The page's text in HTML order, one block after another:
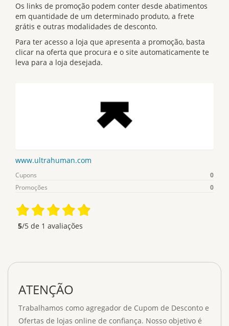
Os links de promoção podem conter desde abatimentos
em quantidade de um determinado produto, a frete
grátis e outras modalidades de desconto.
Para ter acesso a loja que apresenta a promoção, basta
clicar na oferta que procura e o site automaticamente te
leva para a loja desejada.
www.ultrahuman.com
Cupons
0
Promoções
0
5/5 de 1 avaliações
ATENÇÃO
Trabalhamos como agregador de Cupom de Desconto e
Ofertas de lojas online de confiança. Nosso objetivo é